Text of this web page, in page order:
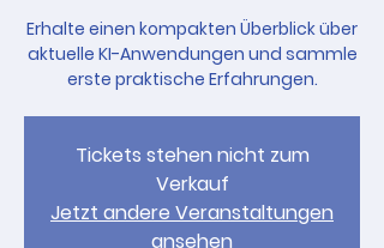
Erhalte einen kompakten Überblick über
aktuelle KI-Anwendungen und sammle
erste praktische Erfahrungen.
Tickets stehen nicht zum
Verkauf
Jetzt andere Veranstaltungen
ansehen